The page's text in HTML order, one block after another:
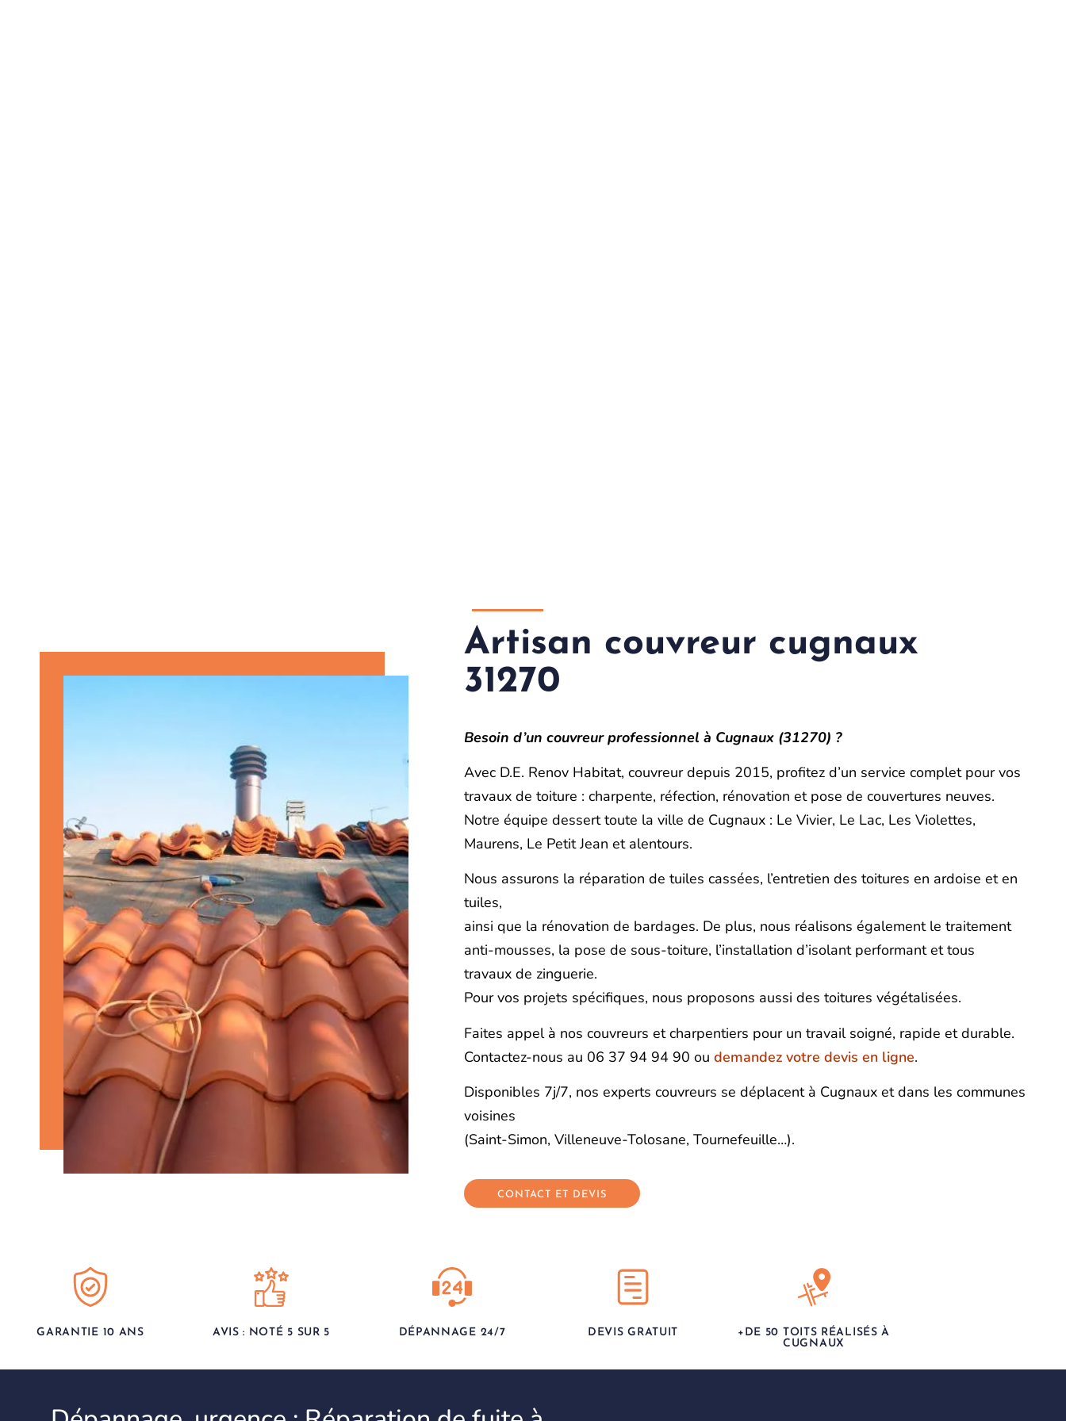
Artisan couvreur cugnaux
31270
Besoin d’un couvreur professionnel à Cugnaux (31270) ?
Avec D.E. Renov Habitat, couvreur depuis 2015, profitez d’un service complet pour vos
travaux de toiture : charpente, réfection, rénovation et pose de couvertures neuves.
Notre équipe dessert toute la ville de Cugnaux : Le Vivier, Le Lac, Les Violettes,
Maurens, Le Petit Jean et alentours.
Nous assurons la réparation de tuiles cassées, l’entretien des toitures en ardoise et en
tuiles,
ainsi que la rénovation de bardages. De plus, nous réalisons également le traitement
anti-mousses, la pose de sous-toiture, l’installation d’isolant performant et tous
travaux de zinguerie.
Pour vos projets spécifiques, nous proposons aussi des toitures végétalisées.
Faites appel à nos couvreurs et charpentiers pour un travail soigné, rapide et durable.
Contactez-nous au 06 37 94 94 90 oudemandez votre devis en ligne.
Disponibles 7j/7, nos experts couvreurs se déplacent à Cugnaux et dans les communes
voisines
(Saint-Simon, Villeneuve-Tolosane, Tournefeuille…).
CONTACT ET DEVIS
GARANTIE 10 ANS AVIS : NOTÉ 5 SUR 5 DÉPANNAGE 24/7 DEVIS GRATUIT
+DE 50 TOITS RÉALISÉS À
CUGNAUX